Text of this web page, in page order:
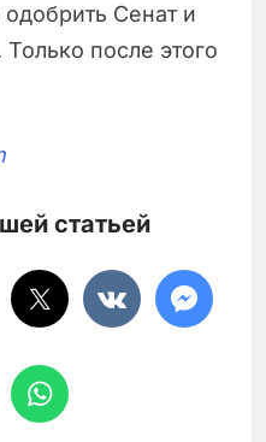
Сенат и
после этого
статьей